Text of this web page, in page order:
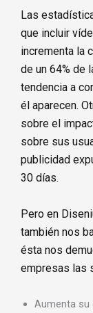
Las
que incluir
incrementa la
de un 64% de
tendencia a
él aparecen.
sobre el
sobre sus
publicidad
30 días.
Pero en
también nos
ésta nos
empresas las
Aumenta su